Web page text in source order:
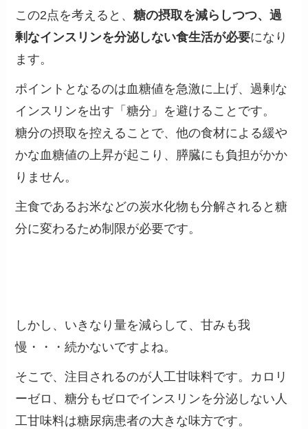
この2点を考えると、糖の摂取を減らしつつ、過
剰なインスリンを分泌しない食生活が必要になり
ます。
ポイントとなるのは血糖値を急激に上げ、過剰な
インスリンを出す「糖分」を避けることです。
糖分の摂取を控えることで、他の食材による緩や
かな血糖値の上昇が起こり、膵臓にも負担がかか
りません。
主食であるお米などの炭水化物も分解されると糖
分に変わるため制限が必要です。
しかし、いきなり量を減らして、甘みも我
慢・・・続かないですよね。
そこで、注目されるのが人工甘味料です。カロリ
ーゼロ、糖分もゼロでインスリンを分泌しない人
工甘味料は糖尿病患者の大きな味方です。